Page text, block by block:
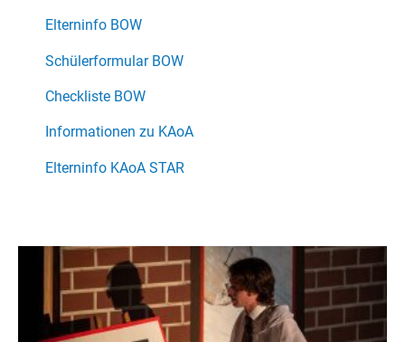
Elterninfo BOW
Schülerformular BOW
Checkliste BOW
Informationen zu KAoA
Elterninfo KAoA STAR